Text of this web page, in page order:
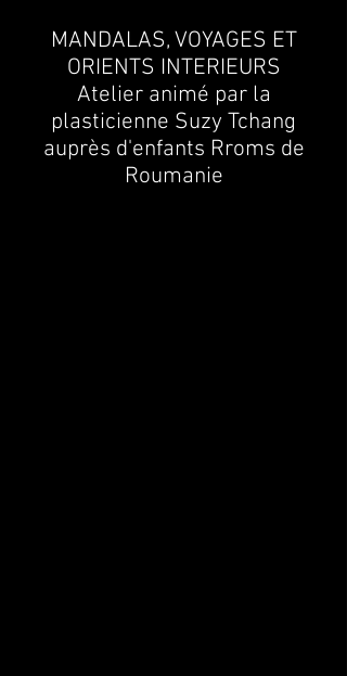
MANDALAS, VOYAGES ET
ORIENTS INTERIEURS
Atelier animé par la
plasticienne Suzy Tchang
auprès d'enfants Rroms de
Roumanie